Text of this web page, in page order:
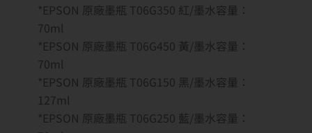
*EPSON 原廠墨瓶 T06G350 紅/墨水容量：
70ml
*EPSON 原廠墨瓶 T06G450 黃/墨水容量：
70ml
*EPSON 原廠墨瓶 T06G150 黑/墨水容量：
127ml
*EPSON 原廠墨瓶 T06G250 藍/墨水容量：